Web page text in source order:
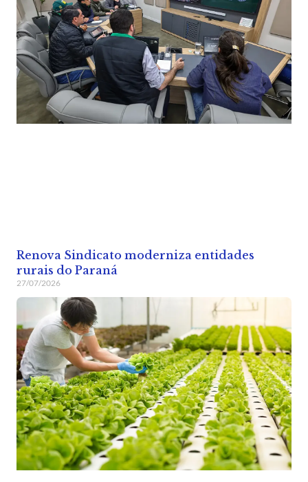
Renova Sindicato moderniza entidades
rurais do Paraná
27/07/2026